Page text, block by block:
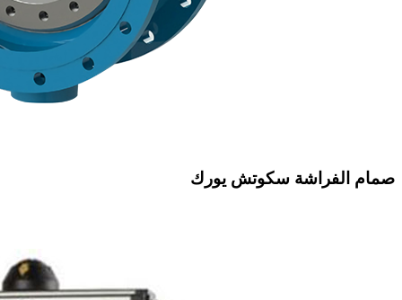
صمام الفراشة سكوتش يورك